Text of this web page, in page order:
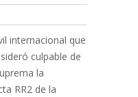
internacional que
culpable de
la
RR2 de la